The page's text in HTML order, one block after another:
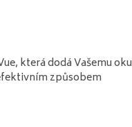
která dodá Vašemu oku
způsobem